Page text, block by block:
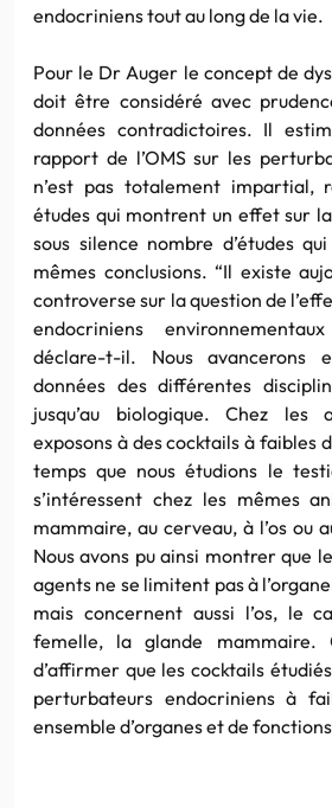
endocriniens tout au long de la vie.
Pour le Dr Auger le concept de
doit être considéré avec
données contradictoires. Il
rapport de l’OMS sur les
n’est pas totalement impartial,
études qui montrent un effet sur
sous silence nombre d’études
mêmes conclusions. “Il existe
controverse sur la question de
endocriniens
déclare-t-il. Nous avancerons
données des différentes
jusqu’au biologique. Chez les
exposons à des cocktails à faibles
temps que nous étudions le
s’intéressent chez les mêmes
mammaire, au cerveau, à l’os ou
Nous avons pu ainsi montrer que
agents ne se limitent pas à
mais concernent aussi l’os, le
femelle, la glande mammaire.
d’affirmer que les cocktails
perturbateurs endocriniens à
ensemble d’organes et de